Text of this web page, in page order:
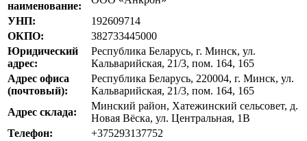
наименование:
УНП:
192609714
ОКПО:
382733445000
Юридический
адрес:
Республика Беларусь, г. Минск, ул.
Кальварийская, 21/3, пом. 164, 165
Адрес офиса
(почтовый):
Республика Беларусь, 220004, г. Минск, ул.
Кальварийская, 21/3, пом. 164, 165
Адрес склада:
Минский район, Хатежинский сельсовет, д.
Новая Вёска, ул. Центральная, 1В
Телефон:
+375293137752